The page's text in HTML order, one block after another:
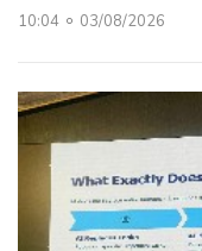
10:04 03/08/2026